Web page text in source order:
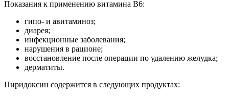
Показания к применению витамина B6:
гипо- и авитаминоз;
диарея;
инфекционные заболевания;
нарушения в рационе;
восстановление после операции по удалению желудка;
дерматиты.
Пиридоксин содержится в следующих продуктах: